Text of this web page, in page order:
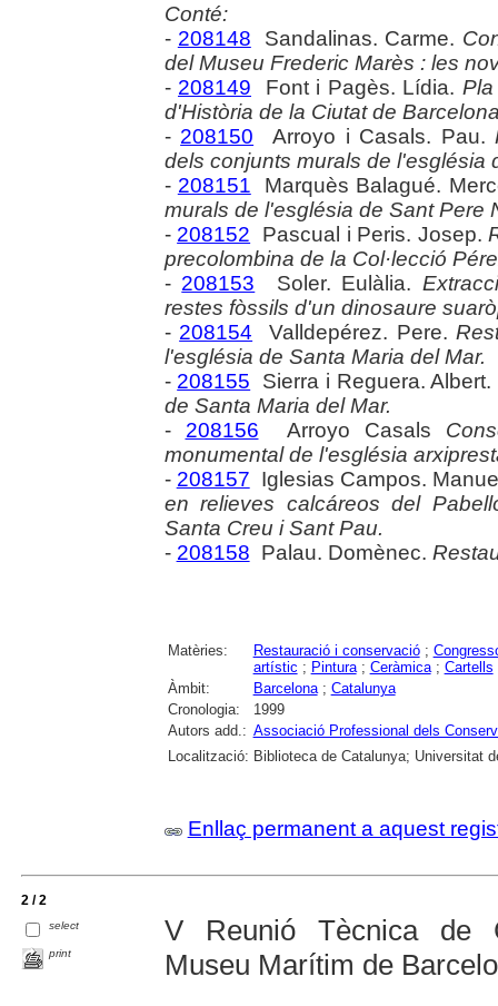
Conté:
- 208148 Sandalinas. Carme.
del Museu Frederic Marès : les
- 208149 Font i Pagès. Lídia.
d'Història de la Ciutat de
- 208150 Arroyo i Casals. Pau.
dels conjunts murals de l'església
- 208151 Marquès Balagué.
murals de l'església de Sant Pere
- 208152 Pascual i Peris. Josep.
precolombina de la Col·lecció
- 208153 Soler. Eulàlia.
restes fòssils d'un dinosaure
- 208154 Valldepérez. Pere.
l'església de Santa Maria del Mar.
- 208155 Sierra i Reguera. Albert.
de Santa Maria del Mar.
- 208156 Arroyo Casals
monumental de l'església
- 208157 Iglesias Campos.
en relieves calcáreos del
Santa Creu i Sant Pau.
- 208158 Palau. Domènec.
Matèries: Restauració i conservació;
artístic ; Pintura; Ceràmica; Cartells
Àmbit:
Barcelona; Catalunya
Cronologia:
1999
Autors add.: Associació Professional dels
Localització: Biblioteca de Catalunya; Universitat
Enllaç permanent a aquest
2 / 2
select
print
V Reunió Tècnica de
Museu Marítim de